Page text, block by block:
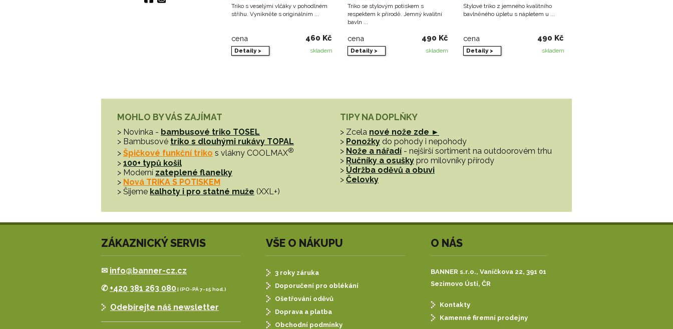
Triko s veselými vlčáky v pohodlném
střihu. Vynikněte s originálním ...
cena 460 Kč
Detaily > skladem
Triko se stylovým potiskem s
respektem k přírodě. Jemný kvalitní
bavln ...
cena 490 Kč
Detaily > skladem
Stylové triko z jemného kvalitního
bavlněného úpletu s nápletem u ...
cena 490 Kč
Detaily > skladem
MOHLO BY VÁS ZAJÍMAT
> Novinka - bambusové triko TOSEL
> Bambusové triko s dlouhými rukávy TOPAL
> Špičkové funkční triko s vlákny COOLMAX®
> 100+ typů košil
> Moderní zateplené flanelky
> Nová TRIKA S POTISKEM
> Šijeme kalhoty i pro statné muže (XXL+)
TIPY NA DOPLŇKY
> Zcela nové nože zde ►
> Ponožky do pohody i nepohody
> Nože a nářadí - nejširší sortiment na outdoorovém trhu
> Ručníky a osušky pro milovníky přírody
> Údržba oděvů a obuvi
> Čelovky
ZÁKAZNICKÝ SERVIS
✉ info@banner-cz.cz
✆ +420 381 263 080| (PO-PÁ 7-15 hod.)
Odebírejte náš newsletter
VŠE O NÁKUPU
3 roky záruka
Doporučení pro oblékání
Ošetřování oděvů
Doprava a platba
Obchodní podmínky
O NÁS
BANNER s.r.o., Vaníčkova 22, 391 01
Sezimovo Ústí, ČR
Kontakty
Kamenné firemní prodejny